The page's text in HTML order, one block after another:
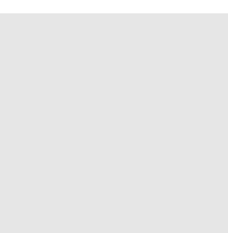
2026-08-05 11:54:32